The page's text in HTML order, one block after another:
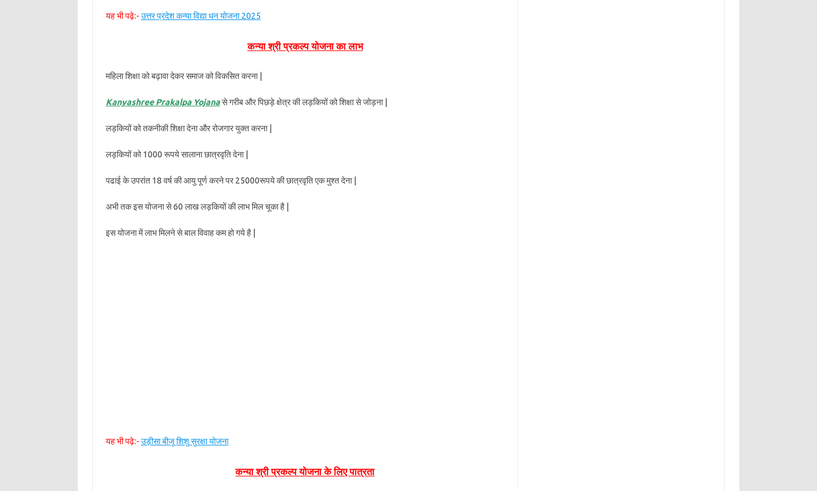
यह भी पढ़े:- उत्तर प्रदेश कन्या विद्या धन योजना 2025
कन्या श्री प्रकल्प योजना का लाभ
महिला शिक्षा को बढ़ावा देकर समाज को विकसित करना |
Kanyashree Prakalpa Yojanaसे गरीब और पिछड़े क्षेत्र की लड़कियों को शिक्षा से जोड़ना |
लड़कियों को तकनीकी शिक्षा देना और रोजगार युक्त करना |
लड़कियों को 1000 रूपये सालाना छात्रवृति देना |
पढाई के उपरांत 18 वर्ष की आयु पूर्ण करने पर 25000रूपये की छात्रवृति एक मुश्त देना |
अभी तक इस योजना से 60 लाख लड़कियों की लाभ मिल चूका है |
इस योजना में लाभ मिलने से बाल विवाह कम हो गये है |
यह भी पढ़े:- उड़ीसा बीजू शिशु सुरक्षा योजना
कन्या श्री प्रकल्प योजना के लिए पात्रता